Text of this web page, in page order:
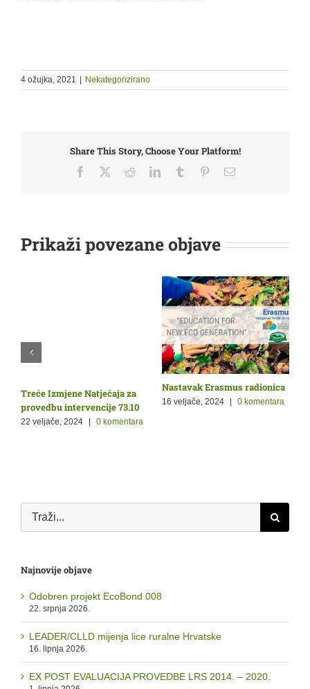
4 ožujka, 2021 | Nekategorizirano
Share This Story, Choose Your Platform!
Facebook RedditLinkedInTumblr PinterestEmail:
Prikaži povezane objave
Treće Izmjene Natječaja za
provedbu intervencije 73.10
22 veljače, 2024 0 komentara
Nastavak Erasmus radionica
16 veljače, 2024 | 0 komentara
Traži...
Najnovije objave
Odobren projekt EcoBond 008
22. srpnja 2026.
LEADER/CLLD mijenja lice ruralne Hrvatske
16. lipnja 2026.
EX POST EVALUACIJA PROVEDBE LRS 2014. – 2020.